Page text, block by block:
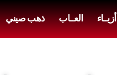
أزيــاء العــاب ذهب صيني